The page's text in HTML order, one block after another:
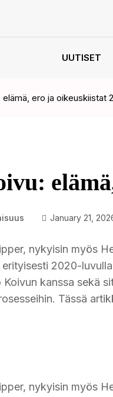
UUTISET
elämä, ero ja oikeuskiistat
January 21,
nykyisin myös
erityisesti 2020-
kanssa sekä
Tässä
nykyisin myös